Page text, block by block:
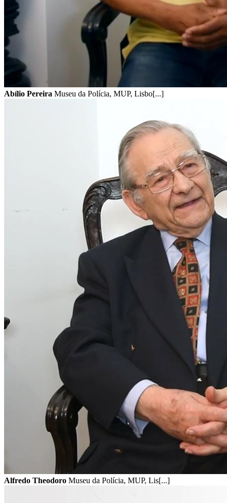
Abílio Pereira Museu da Polícia, MUP, Lisbo[...]
Alfredo Theodoro Museu da Polícia, MUP, Lis[...]